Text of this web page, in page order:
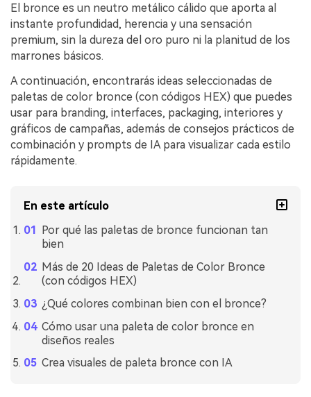
El bronce es un neutro metálico cálido que aporta al
instante profundidad, herencia y una sensación
premium, sin la dureza del oro puro ni la planitud de los
marrones básicos.
A continuación, encontrarás ideas seleccionadas de
paletas de color bronce (con códigos HEX) que puedes
usar para branding, interfaces, packaging, interiores y
gráficos de campañas, además de consejos prácticos de
combinación y prompts de IA para visualizar cada estilo
rápidamente.
En este artículo
Por qué las paletas de bronce funcionan tan
bien
Más de 20 Ideas de Paletas de Color Bronce
(con códigos HEX)
¿Qué colores combinan bien con el bronce?
Cómo usar una paleta de color bronce en
diseños reales
Crea visuales de paleta bronce con IA